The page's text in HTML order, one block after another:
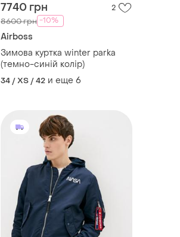
7740 грн 2
8600 грн -10%
Airboss
Зимова куртка winter parka
(темно-синій колір)
34 / XS / 42 и еще 6